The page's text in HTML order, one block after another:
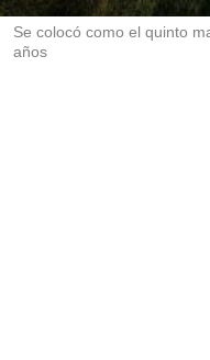
Se colocó como el quinto
años